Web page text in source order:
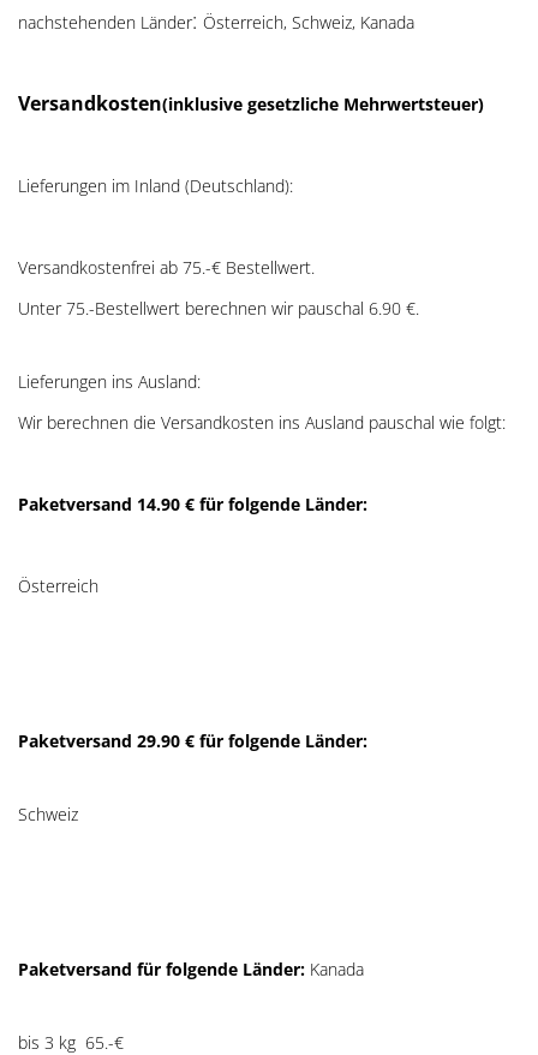
nachstehenden Länder: Österreich, Schweiz, Kanada
Versandkosten(inklusive gesetzliche Mehrwertsteuer)
Lieferungen im Inland (Deutschland):
Versandkostenfrei ab 75.-€ Bestellwert.
Unter 75.-Bestellwert berechnen wir pauschal 6.90 €.
Lieferungen ins Ausland:
Wir berechnen die Versandkosten ins Ausland pauschal wie folgt:
Paketversand 14.90 € für folgende Länder:
Österreich
Paketversand 29.90 € für folgende Länder:
Schweiz
Paketversand für folgende Länder: Kanada
bis 3 kg 65.-€